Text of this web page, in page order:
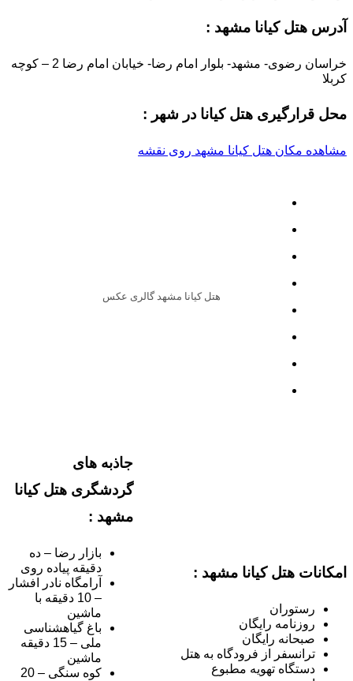
آدرس هتل کیانا مشهد :
خراسان رضوی- مشهد- بلوار امام رضا- خیابان امام رضا 2 – کوچه
کربلا
محل قرارگیری هتل کیانا در شهر :
مشاهده مکان هتل کیانا مشهد روی نقشه
هتل کیانا مشهد گالری عکس
امکانات هتل کیانا مشهد :
رستوران
روزنامه رایگان
صبحانه رایگان
ترانسفر از فرودگاه به هتل
دستگاه تهویه مطبوع
جاذبه های
گردشگری هتل کیانا
مشهد :
بازار رضا – ده
دقیقه پیاده روی
آرامگاه نادر افشار
– 10 دقیقه با
ماشین
باغ گیاهشناسی
ملی – 15 دقیقه
ماشین
کوه سنگی – 20